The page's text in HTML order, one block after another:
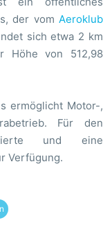
der vom Aeroklub
sich etwa 2 km
Höhe von 512,98
ermöglicht Motor-,
Für den
und eine
Verfügung.